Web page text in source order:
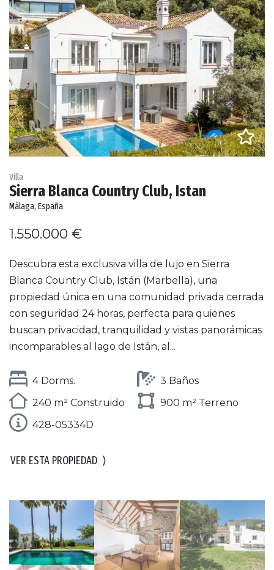
Villa
Sierra Blanca Country Club, Istan
Málaga, España
1.550.000 €
Descubra esta exclusiva villa de lujo en Sierra
Blanca Country Club, Istán (Marbella), una
propiedad única en una comunidad privada cerrada
con seguridad 24 horas, perfecta para quienes
buscan privacidad, tranquilidad y vistas panorámicas
incomparables al lago de Istán, al...
4 Dorms.
3 Baños
240 m² Construido
900 m² Terreno
428-05334D
VER ESTA PROPIEDAD ⟩